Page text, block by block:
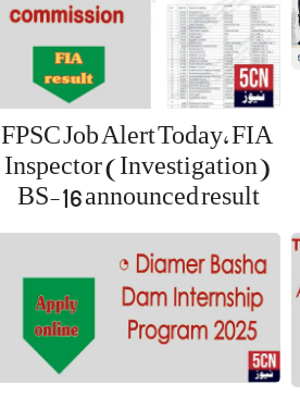
FPSC Job Alert Today, FIA
Inspector (Investigation)
BS-16 announced result